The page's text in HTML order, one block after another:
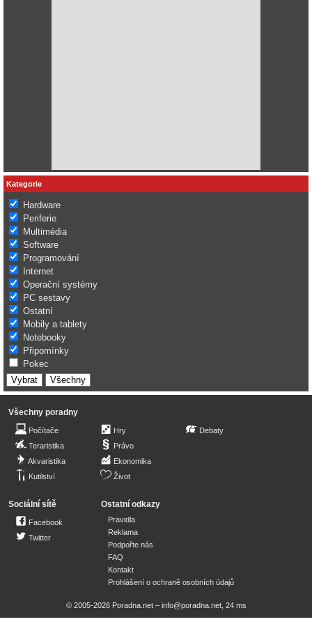
Kategorie
Hardware
Periferie
Multimédia
Software
Programování
Internet
Operační systémy
PC sestavy
Ostatní
Mobily a tablety
Notebooky
Připomínky
Pokec
Všechny poradny
Počítače
Teraristika
Akvaristika
Kutilství
Hry
Právo
Ekonomika
Život
Debaty
Sociální sítě
Facebook
Twitter
Ostatní odkazy
Pravidla
Reklama
Podpořte nás
FAQ
Kontakt
Prohlášení o ochraně osobních údajů
© 2005-2026 Poradna.net – info@poradna.net, 24 ms